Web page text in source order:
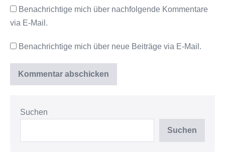
Benachrichtige mich über nachfolgende Kommentare
via E-Mail.
Benachrichtige mich über neue Beiträge via E-Mail.
Suchen
Suchen